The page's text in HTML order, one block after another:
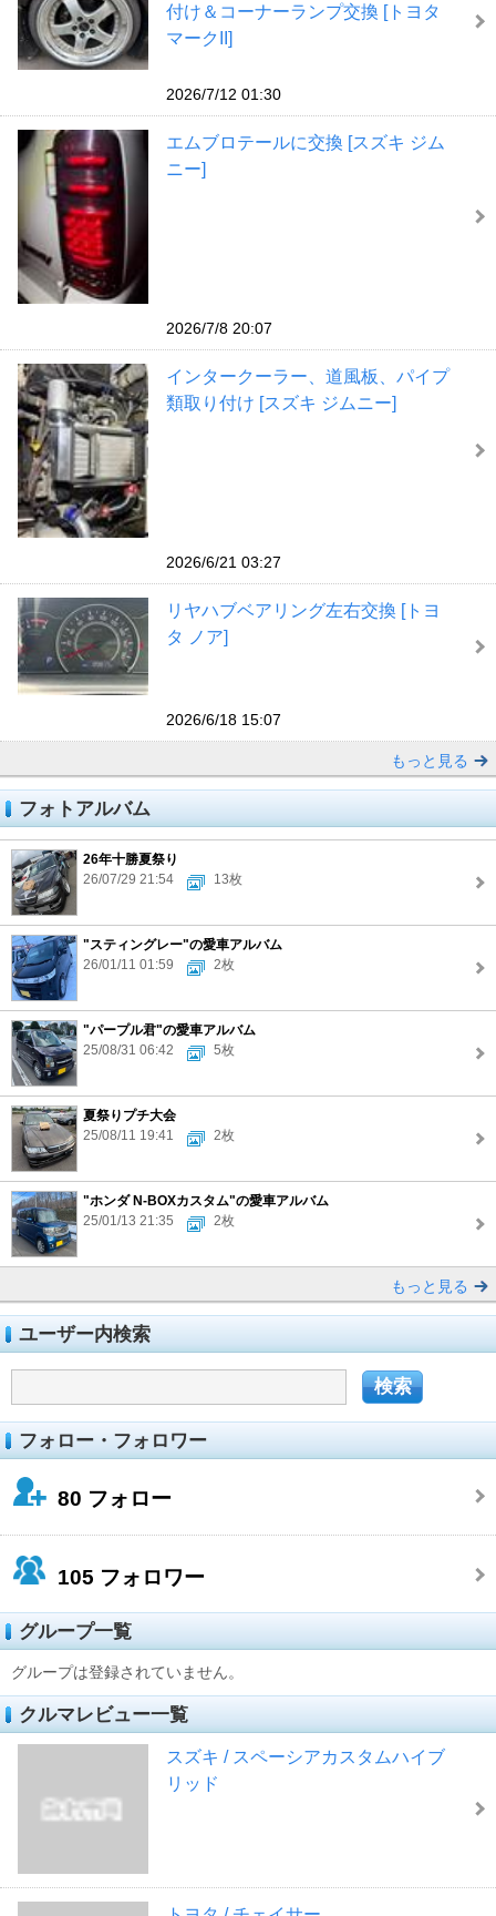
付け＆コーナーランプ交換 [トヨタ
マークII]
2026/7/12 01:30
エムブロテールに交換 [スズキ ジム
ニー]
2026/7/8 20:07
インタークーラー、道風板、パイプ
類取り付け [スズキ ジムニー]
2026/6/21 03:27
リヤハブベアリング左右交換 [トヨ
タ ノア]
2026/6/18 15:07
もっと見る
フォトアルバム
26年十勝夏祭り
26/07/29 21:54
13枚
"スティングレー"の愛車アルバム
26/01/11 01:59
2枚
"パープル君"の愛車アルバム
25/08/31 06:42
5枚
夏祭りプチ大会
25/08/11 19:41
2枚
"ホンダ N-BOXカスタム"の愛車アルバム
25/01/13 21:35
2枚
もっと見る
ユーザー内検索
フォロー・フォロワー
80 フォロー
105 フォロワー
グループ一覧
グループは登録されていません。
クルマレビュー一覧
スズキ / スペーシアカスタムハイブ
リッド